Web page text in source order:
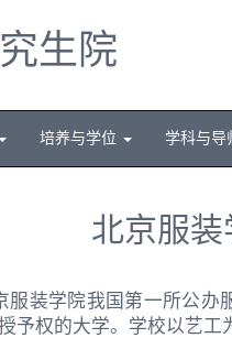
生院
培养与学位 学科与导
北京服装
服装学院我国第一所公办
予权的大学。学校以艺工